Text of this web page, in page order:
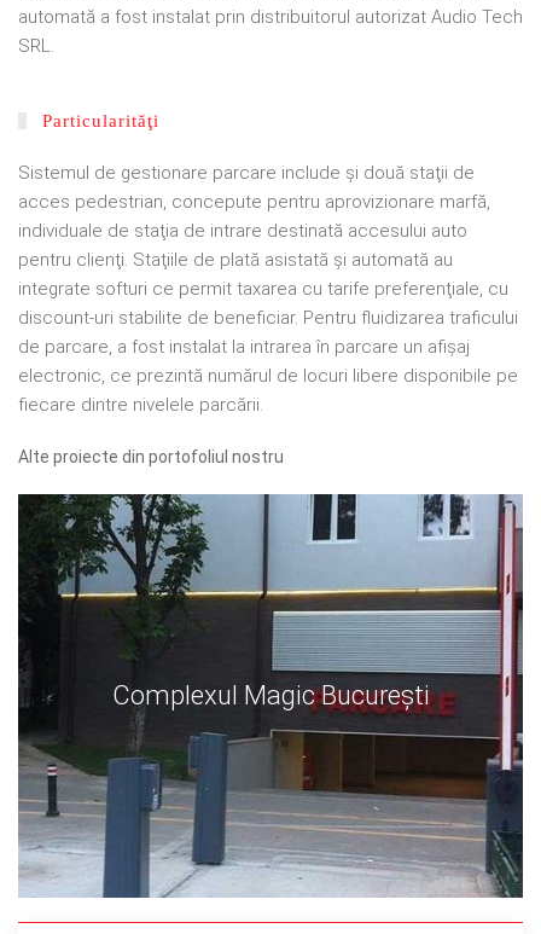
automată a fost instalat prin distribuitorul autorizat Audio Tech
SRL.
Particularităţi
Sistemul de gestionare parcare include şi două staţii de
acces pedestrian, concepute pentru aprovizionare marfă,
individuale de staţia de intrare destinată accesului auto
pentru clienţi. Staţiile de plată asistată şi automată au
integrate softuri ce permit taxarea cu tarife preferenţiale, cu
discount-uri stabilite de beneficiar. Pentru fluidizarea traficului
de parcare, a fost instalat la intrarea în parcare un afişaj
electronic, ce prezintă numărul de locuri libere disponibile pe
fiecare dintre nivelele parcării.
Alte proiecte din portofoliul nostru
Complexul Magic Bucureşti